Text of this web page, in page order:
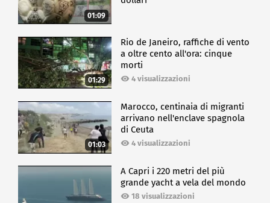
01:09
01:29
Rio de Janeiro, raffiche di vento
a oltre cento all'ora: cinque
morti
4 visualizzazioni
01:03
Marocco, centinaia di migranti
arrivano nell'enclave spagnola
di Ceuta
4 visualizzazioni
A Capri i 220 metri del più
grande yacht a vela del mondo
18 visualizzazioni